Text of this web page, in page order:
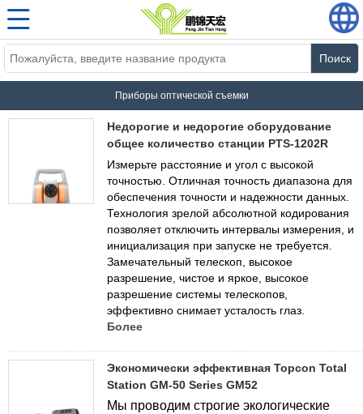
Поиск
Приборы оптической съемки
Недорогие и недорогие оборудование
общее количество станции PTS-1202R
Измерьте расстояние и угол с высокой
точностью. Отличная точность диапазона для
обеспечения точности и надежности данных.
Технология зрелой абсолютной кодирования
позволяет отключить интервалы измерения, и
инициализация при запуске не требуется.
Замечательный телескоп, высокое
разрешение, чистое и яркое, высокое
разрешение системы телескопов,
эффективно снимает усталость глаз.
Более
Экономически эффективная Topcon Total
Station GM-50 Series GM52
Мы проводим строгие экологические